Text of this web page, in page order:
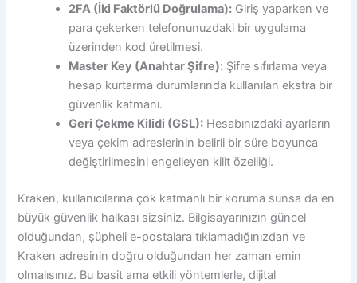
2FA (İki Faktörlü Doğrulama): Giriş yaparken ve
para çekerken telefonunuzdaki bir uygulama
üzerinden kod üretilmesi.
Master Key (Anahtar Şifre): Şifre sıfırlama veya
hesap kurtarma durumlarında kullanılan ekstra bir
güvenlik katmanı.
Geri Çekme Kilidi (GSL): Hesabınızdaki ayarların
veya çekim adreslerinin belirli bir süre boyunca
değiştirilmesini engelleyen kilit özelliği.
Kraken, kullanıcılarına çok katmanlı bir koruma sunsa da en
büyük güvenlik halkası sizsiniz. Bilgisayarınızın güncel
olduğundan, şüpheli e-postalara tıklamadığınızdan ve
Kraken adresinin doğru olduğundan her zaman emin
olmalısınız. Bu basit ama etkili yöntemlerle, dijital